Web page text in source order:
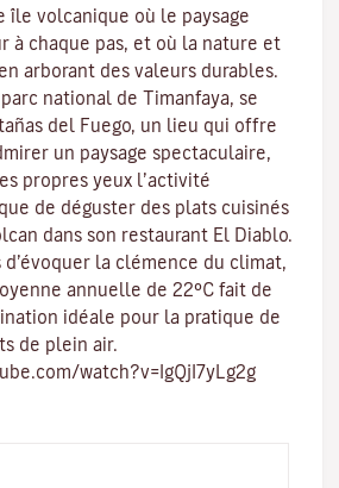
île volcanique où le paysage
à chaque pas, et où la nature et
arborant des valeurs durables.
parc national de Timanfaya, se
del Fuego, un lieu qui offre
un paysage spectaculaire,
propres yeux l’activité
de déguster des plats cuisinés
dans son restaurant El Diablo.
d’évoquer la clémence du climat,
annuelle de 22ºC fait de
idéale pour la pratique de
de plein air.
watch?v=IgQjI7yLg2g